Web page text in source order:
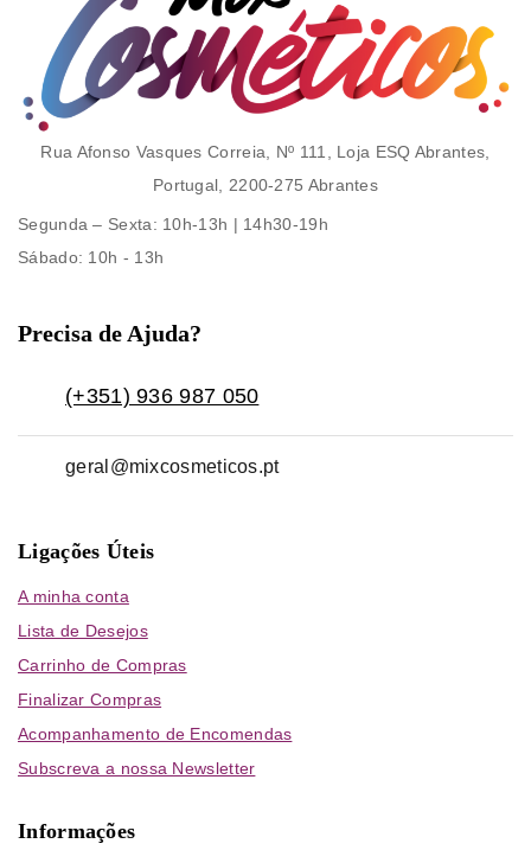
Rua Afonso Vasques Correia, Nº 111, Loja ESQ Abrantes,
Portugal, 2200-275 Abrantes
Segunda – Sexta: 10h-13h | 14h30-19h
Sábado: 10h - 13h
Precisa de Ajuda?
(+351) 936 987 050
geral@mixcosmeticos.pt
Ligações Úteis
A minha conta
Lista de Desejos
Carrinho de Compras
Finalizar Compras
Acompanhamento de Encomendas
Subscreva a nossa Newsletter
Informações